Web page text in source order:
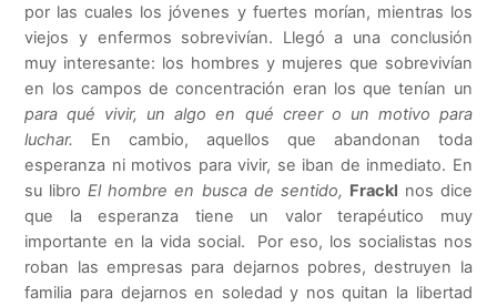
por las cuales los jóvenes y fuertes morían, mientras los
viejos y enfermos sobrevivían. Llegó a una conclusión
muy interesante: los hombres y mujeres que sobrevivían
en los campos de concentración eran los que tenían un
para qué vivir, un algo en qué creer o un motivo para
luchar. En cambio, aquellos que abandonan toda
esperanza ni motivos para vivir, se iban de inmediato. En
su libro El hombre en busca de sentido, Frackl nos dice
que la esperanza tiene un valor terapéutico muy
importante en la vida social.
Por eso, los socialistas nos
roban las empresas para dejarnos pobres, destruyen la
familia para dejarnos en soledad y nos quitan la libertad